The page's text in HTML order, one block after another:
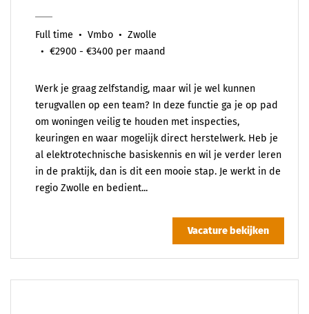
Full time Vmbo
Zwolle
€2900 - €3400 per maand
Werk je graag zelfstandig, maar wil je wel kunnen
terugvallen op een team? In deze functie ga je op pad
om woningen veilig te houden met inspecties,
keuringen en waar mogelijk direct herstelwerk. Heb je
al elektrotechnische basiskennis en wil je verder leren
in de praktijk, dan is dit een mooie stap. Je werkt in de
regio Zwolle en bedient...
Vacature bekijken